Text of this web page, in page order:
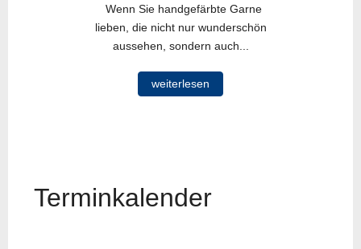
Wenn Sie handgefärbte Garne
lieben, die nicht nur wunderschön
aussehen, sondern auch...
weiterlesen
Terminkalender